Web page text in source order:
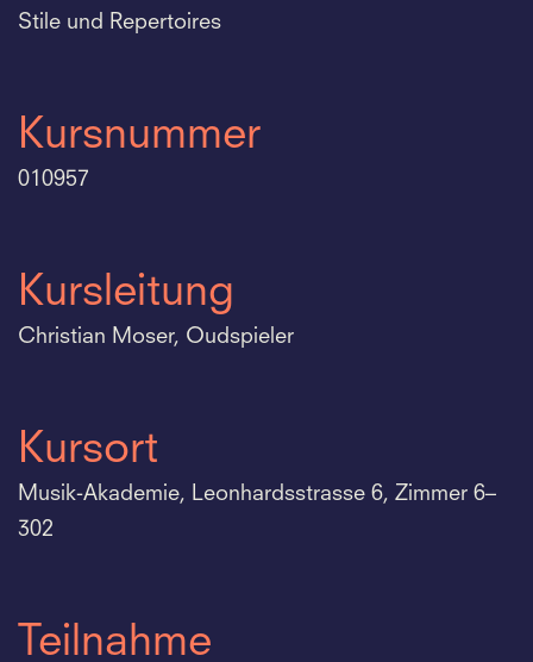
Stile und Repertoires
Kursnummer
010957
Kursleitung
Christian Moser, Oudspieler
Kursort
Musik-Akademie, Leonhardsstrasse 6, Zimmer 6–
302
Teilnahme